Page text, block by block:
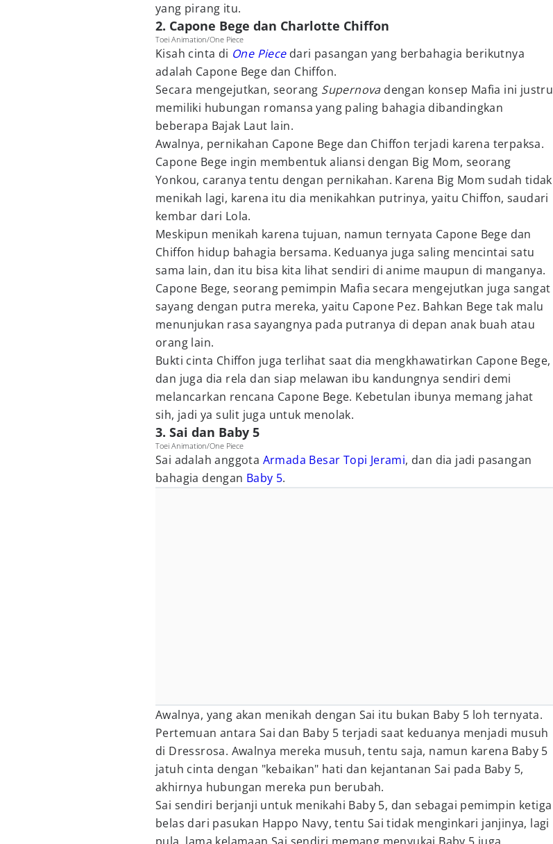
yang pirang itu.
2. Capone Bege dan Charlotte Chiffon
Toei Animation/One Piece
Kisah cinta di One Piecedari pasangan yang berbahagia berikutnya
adalah Capone Bege dan Chiffon.
Secara mengejutkan, seorang Supernovadengan konsep Mafia ini justru
memiliki hubungan romansa yang paling bahagia dibandingkan
beberapa Bajak Laut lain.
Awalnya, pernikahan Capone Bege dan Chiffon terjadi karena terpaksa.
Capone Bege ingin membentuk aliansi dengan Big Mom, seorang
Yonkou, caranya tentu dengan pernikahan. Karena Big Mom sudah tidak
menikah lagi, karena itu dia menikahkan putrinya, yaitu Chiffon, saudari
kembar dari Lola.
Meskipun menikah karena tujuan, namun ternyata Capone Bege dan
Chiffon hidup bahagia bersama. Keduanya juga saling mencintai satu
sama lain, dan itu bisa kita lihat sendiri di anime maupun di manganya.
Capone Bege, seorang pemimpin Mafia secara mengejutkan juga sangat
sayang dengan putra mereka, yaitu Capone Pez. Bahkan Bege tak malu
menunjukan rasa sayangnya pada putranya di depan anak buah atau
orang lain.
Bukti cinta Chiffon juga terlihat saat dia mengkhawatirkan Capone Bege,
dan juga dia rela dan siap melawan ibu kandungnya sendiri demi
melancarkan rencana Capone Bege. Kebetulan ibunya memang jahat
sih, jadi ya sulit juga untuk menolak.
3. Sai dan Baby 5
Toei Animation/One Piece
Sai adalah anggota Armada Besar Topi Jerami, dan dia jadi pasangan
bahagia dengan Baby 5.
Awalnya, yang akan menikah dengan Sai itu bukan Baby 5 loh ternyata.
Pertemuan antara Sai dan Baby 5 terjadi saat keduanya menjadi musuh
di Dressrosa. Awalnya mereka musuh, tentu saja, namun karena Baby 5
jatuh cinta dengan "kebaikan" hati dan kejantanan Sai pada Baby 5,
akhirnya hubungan mereka pun berubah.
Sai sendiri berjanji untuk menikahi Baby 5, dan sebagai pemimpin ketiga
belas dari pasukan Happo Navy, tentu Sai tidak menginkari janjinya, lagi